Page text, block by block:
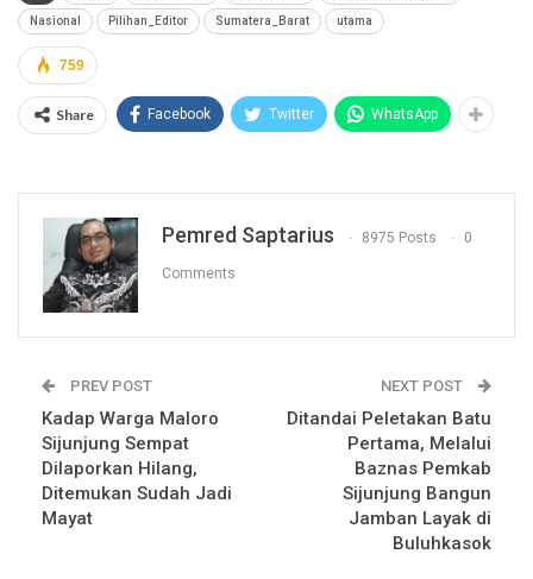
Nasional Pilihan_Editor Sumatera_Barat utama
759
Share Facebook Twitter WhatsApp
Pemred Saptarius 8975 Posts 0
Comments
PREV POST
Kadap Warga Maloro
Sijunjung Sempat
Dilaporkan Hilang,
Ditemukan Sudah Jadi
Mayat
NEXT POST
Ditandai Peletakan Batu
Pertama, Melalui
Baznas Pemkab
Sijunjung Bangun
Jamban Layak di
Buluhkasok